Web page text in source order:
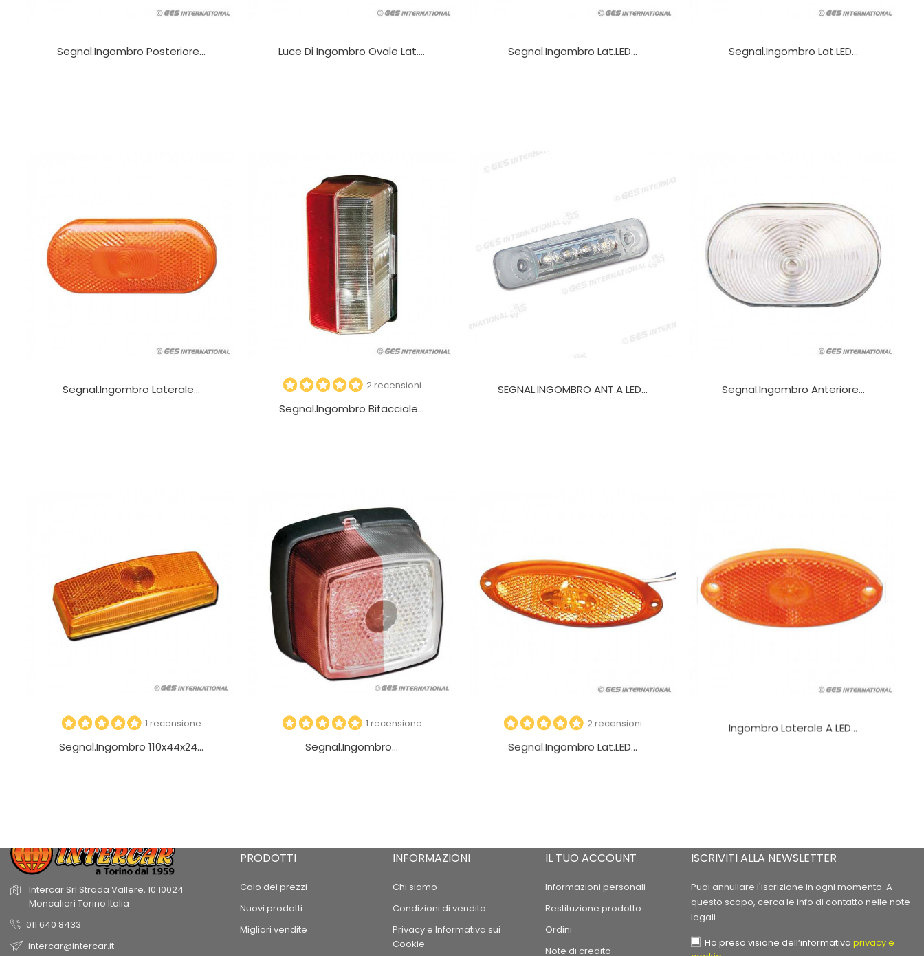
Segnal.ingombro Posteriore... Luce Di Ingombro Ovale Lat.... Segnal.ingombro Lat.LED... Segnal.ingombro Lat.LED...
Segnal.ingombro Laterale... 2 recensioni
Segnal.ingombro Bifacciale...
SEGNAL.INGOMBRO ANT.A LED... Segnal.ingombro Anteriore...
1 recensione
Segnal.ingombro 110x44x24...
1 recensione
Segnal.ingombro...
2 recensioni
Segnal.ingombro Lat.LED...
Ingombro Laterale A LED...
Intercar Srl Strada Vallere, 10 10024
Moncalieri Torino Italia
011 640 8433
intercar@intercar.it
PRODOTTI
Calo dei prezzi
Nuovi prodotti
Migliori vendite
INFORMAZIONI
Chi siamo
Condizioni di vendita
Privacy e Informativa sui
Cookie
IL TUO ACCOUNT
Informazioni personali
Restituzione prodotto
Ordini
Note di credito
ISCRIVITI ALLA NEWSLETTER
Puoi annullare l'iscrizione in ogni momento. A
questo scopo, cerca le info di contatto nelle note
legali.
Ho preso visione dell’informativaprivacy e